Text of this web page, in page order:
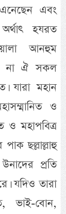
এবং
হযরত
আনহুম
না ঐ সকল
যারা মহান
ও
ও মহাপবিত্র
ছল্লাল্লাহু
প্রতি
যদিও তারা
ভাই-বোন,